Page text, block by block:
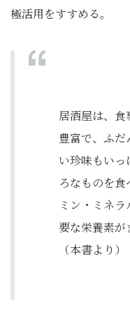
極活用をすすめる。
居酒屋は、
豊富で、ふだ
い珍味もい
ろなものを
ミン・ミネ
要な栄養素が
（本書より）